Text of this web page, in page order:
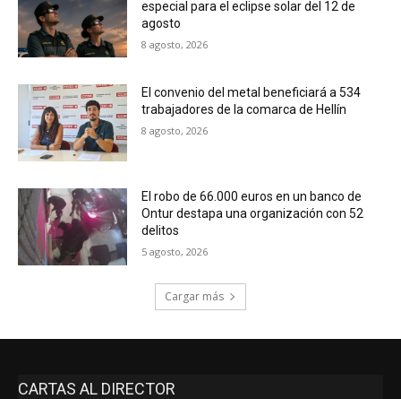
especial para el eclipse solar del 12 de
agosto
8 agosto, 2026
El convenio del metal beneficiará a 534
trabajadores de la comarca de Hellín
8 agosto, 2026
El robo de 66.000 euros en un banco de
Ontur destapa una organización con 52
delitos
5 agosto, 2026
Cargar más
CARTAS AL DIRECTOR